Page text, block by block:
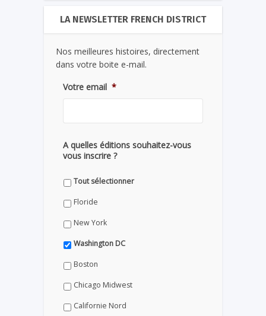
LA NEWSLETTER FRENCH DISTRICT
Nos meilleures histoires, directement
dans votre boite e-mail.
Votre email *
A quelles éditions souhaitez-vous
vous inscrire ?
Tout sélectionner
Floride
New York
Washington DC
Boston
Chicago Midwest
Californie Nord